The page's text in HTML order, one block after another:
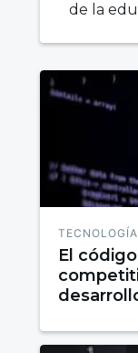
de la
TECNOLOGÍA
El